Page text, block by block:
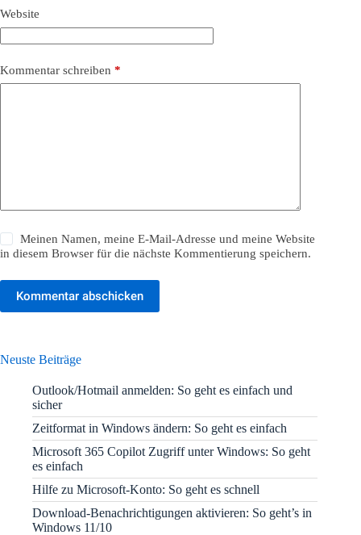
Website
Kommentar schreiben *
Meinen Namen, meine E-Mail-Adresse und meine Website
in diesem Browser für die nächste Kommentierung speichern.
Kommentar abschicken
Neuste Beiträge
Outlook/Hotmail anmelden: So geht es einfach und
sicher
Zeitformat in Windows ändern: So geht es einfach
Microsoft 365 Copilot Zugriff unter Windows: So geht
es einfach
Hilfe zu Microsoft-Konto: So geht es schnell
Download-Benachrichtigungen aktivieren: So geht’s in
Windows 11/10